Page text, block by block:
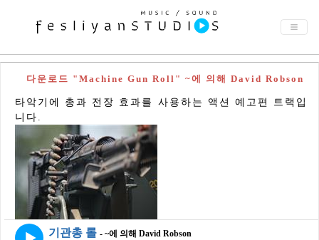
다운로드 "Machine Gun Roll" ~에 의해 David Robson
타악기에 총과 전장 효과를 사용하는 액션 예고편 트랙입
니다.
기관총 롤 - ~에 의해 David Robson